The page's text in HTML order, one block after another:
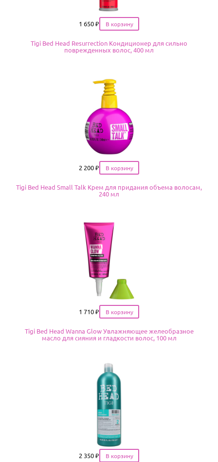
Цена
1 650 ₽
Tigi Bed Head Resurrection Кондиционер для сильно
поврежденных волос, 400 мл
Цена
2 200 ₽
Tigi Bed Head Small Talk Крем для придания объема волосам,
240 мл
Цена
1 710 ₽
Tigi Bed Head Wanna Glow Увлажняющее желеобразное
масло для сияния и гладкости волос, 100 мл
Цена
2 350 ₽